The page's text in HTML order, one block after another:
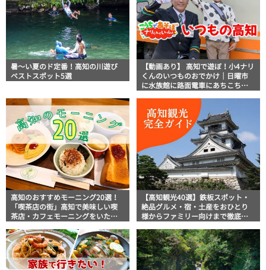
暑～い夏のド定番！高知の川遊び
ベストスポット5選
【動画あり】 高知で遊ぼ！小4ナリ
くんのいつものおでかけ｜日曜市
に水族館に路面電車にあちこち巡
高知のおすすめモーニング20選！
「喫茶店の街」高知で美味しい喫
茶店・カフェモーニングをいただ
【高知観光40選】鉄板スポット・
絶品グルメ・宿・土産をおひとり
様からファミリー向けまで徹底解